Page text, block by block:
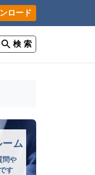
ロード
検 索
ム
問や
す